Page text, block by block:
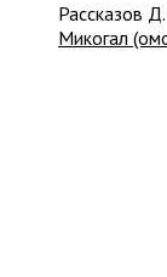
Рассказов
Микогал